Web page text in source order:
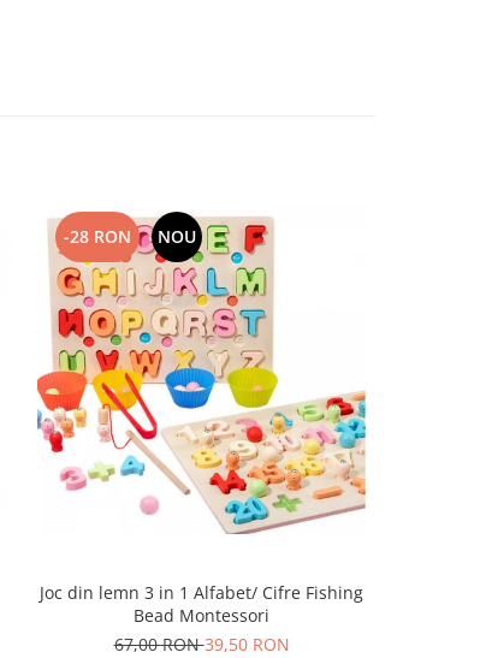
-28 RON NOU
Joc din lemn 3 in 1 Alfabet/ Cifre Fishing
Bead Montessori
67,00 RON39,50 RON